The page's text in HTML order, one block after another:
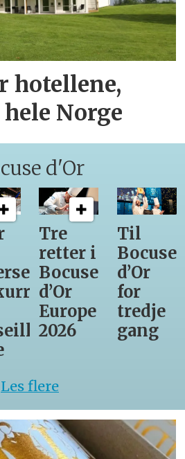
hotellene,
Norge
d'Or
Tre
retter i
Bocuse
d’Or
Europe
2026
Til
Bocuse
d’Or
for
tredje
gang
Les flere